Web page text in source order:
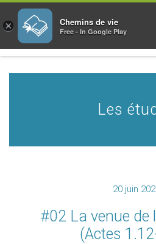
Les
20 juin
#02 La venue de
(Actes
× Chemins de vie
Free - In Google Play